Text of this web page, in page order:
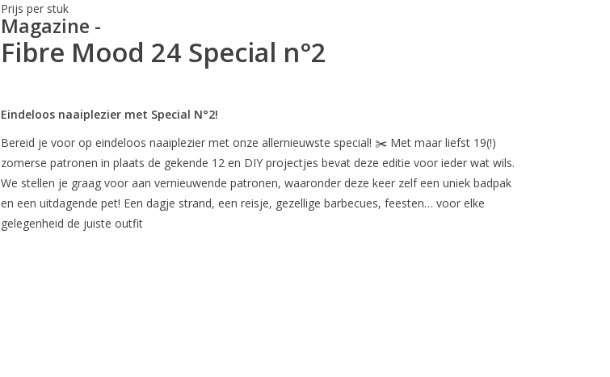
Prijs per stuk
Magazine -
Fibre Mood 24 Special n°2
Eindeloos naaiplezier met Special N°2!
Bereid je voor op eindeloos naaiplezier met onze allernieuwste special! ✂️ Met maar liefst 19(!)
zomerse patronen in plaats de gekende 12 en DIY projectjes bevat deze editie voor ieder wat wils.
We stellen je graag voor aan vernieuwende patronen, waaronder deze keer zelf een uniek badpak
en een uitdagende pet! Een dagje strand, een reisje, gezellige barbecues, feesten… voor elke
gelegenheid de juiste outfit